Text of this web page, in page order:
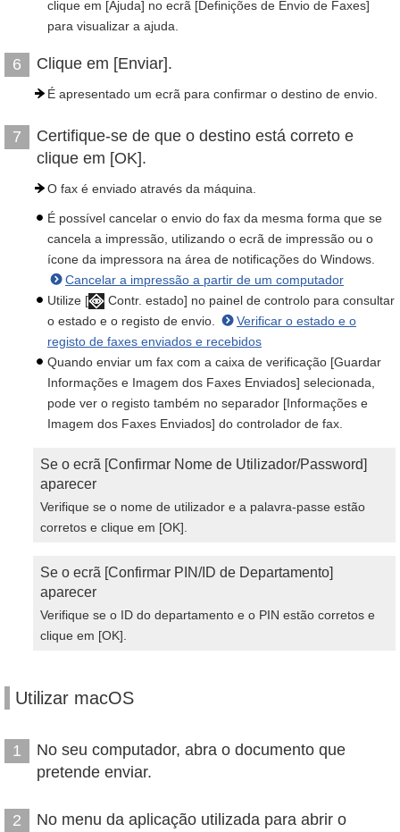
clique em [Ajuda] no ecrã [Definições de Envio de Faxes]
para visualizar a ajuda.
6 Clique em [Enviar].
É apresentado um ecrã para confirmar o destino de envio.
7
Certifique-se de que o destino está correto e
clique em [OK].
O fax é enviado através da máquina.
É possível cancelar o envio do fax da mesma forma que se
cancela a impressão, utilizando o ecrã de impressão ou o
ícone da impressora na área de notificações do Windows.
Cancelar a impressão a partir de um computador
Utilize [
Contr. estado] no painel de controlo para consultar
o estado e o registo de envio.
Verificar o estado e o
registo de faxes enviados e recebidos
Quando enviar um fax com a caixa de verificação [Guardar
Informações e Imagem dos Faxes Enviados] selecionada,
pode ver o registo também no separador [Informações e
Imagem dos Faxes Enviados] do controlador de fax.
Se o ecrã [Confirmar Nome de Utilizador/Password]
aparecer
Verifique se o nome de utilizador e a palavra-passe estão
corretos e clique em [OK].
Se o ecrã [Confirmar PIN/ID de Departamento]
aparecer
Verifique se o ID do departamento e o PIN estão corretos e
clique em [OK].
Utilizar macOS
1
No seu computador, abra o documento que
pretende enviar.
2
No menu da aplicação utilizada para abrir o